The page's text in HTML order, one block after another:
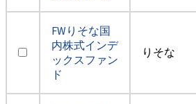
FWりそな国
内株式インデ
ックスファン
ド
りそな